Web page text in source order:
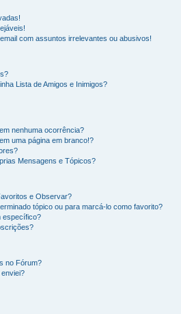
com assuntos irrelevantes ou abusivos!
Lista de Amigos e Inimigos?
nenhuma ocorrência?
uma página em branco!?
Mensagens e Tópicos?
e Observar?
tópico ou para marcá-lo como favorito?
específico?
no Fórum?